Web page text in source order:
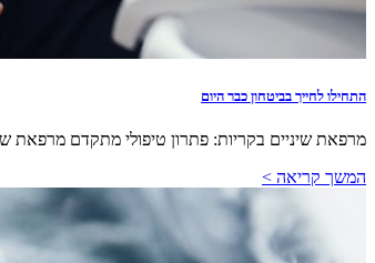
התחילו לחייך בביטחון כבר היום
מרפאת שיניים בקריות: פתרון טיפולי מתקדם מרפאת
המשך קריאה >